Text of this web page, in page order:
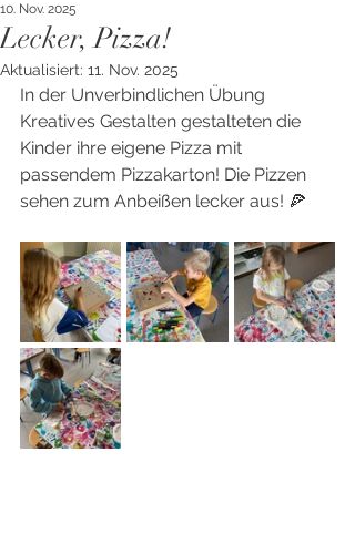
Lecker, Pizza!
10. Nov. 2025
Aktualisiert: 11. Nov. 2025
In der Unverbindlichen Übung
Kreatives Gestalten gestalteten die
Kinder ihre eigene Pizza mit
passendem Pizzakarton! Die Pizzen
sehen zum Anbeißen lecker aus! 🍕